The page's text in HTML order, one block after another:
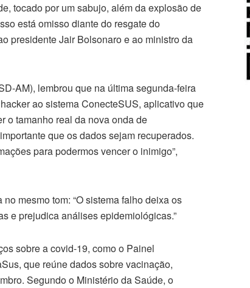
tocado por um sabujo, além da explosão de
está omisso diante do resgate do
presidente Jair Bolsonaro e ao ministro da
AM), lembrou que na última segunda-feira
ao sistema ConecteSUS, aplicativo que
o tamanho real da nova onda de
que os dados sejam recuperados.
para podermos vencer o inimigo”,
mesmo tom: “O sistema falho deixa os
e prejudica análises epidemiológicas.”
sobre a covid-19, como o Painel
que reúne dados sobre vacinação,
Segundo o Ministério da Saúde, o